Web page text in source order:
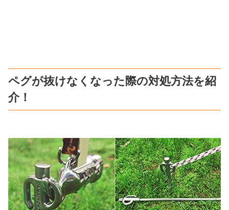
ペグが抜けなくなった際の対処方法を紹
介！